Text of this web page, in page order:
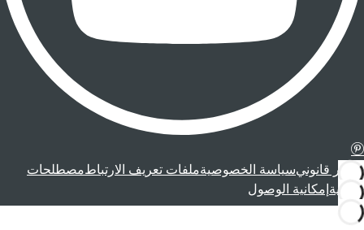
إشعار قانونيسياسة الخصوصيةملفات تعريف الارتباطمصطلحات
قانونية إمكانية الوصول